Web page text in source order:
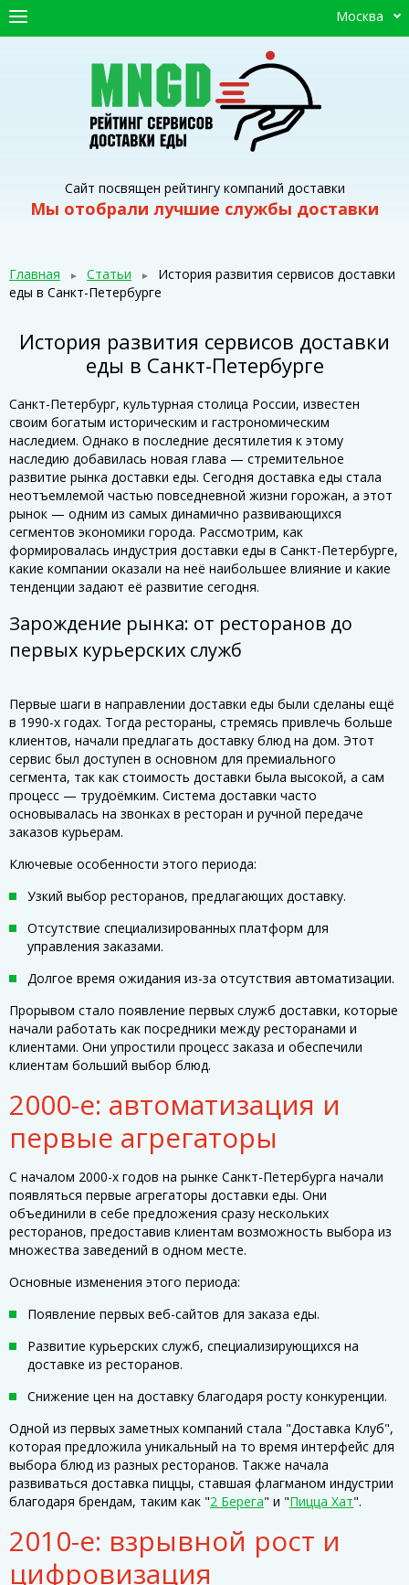
Сайт посвящен рейтингу компаний доставки
Мы отобрали лучшие службы доставки
СЕРВИСЫ ДОСТАВКИ
ПРОМОКОДЫ
СТАТЬИ
Главная Статьи
История развития сервисов доставки
еды в Санкт-Петербурге
История развития сервисов доставки
еды в Санкт-Петербурге
Санкт-Петербург, культурная столица России, известен
своим богатым историческим и гастрономическим
наследием. Однако в последние десятилетия к этому
наследию добавилась новая глава — стремительное
развитие рынка доставки еды. Сегодня доставка еды стала
неотъемлемой частью повседневной жизни горожан, а этот
рынок — одним из самых динамично развивающихся
сегментов экономики города. Рассмотрим, как
формировалась индустрия доставки еды в Санкт-Петербурге,
какие компании оказали на неё наибольшее влияние и какие
тенденции задают её развитие сегодня.
Зарождение рынка: от ресторанов до
первых курьерских служб
Первые шаги в направлении доставки еды были сделаны ещё
в 1990-х годах. Тогда рестораны, стремясь привлечь больше
клиентов, начали предлагать доставку блюд на дом. Этот
сервис был доступен в основном для премиального
сегмента, так как стоимость доставки была высокой, а сам
процесс — трудоёмким. Система доставки часто
основывалась на звонках в ресторан и ручной передаче
заказов курьерам.
Ключевые особенности этого периода:
Узкий выбор ресторанов, предлагающих доставку.
Отсутствие специализированных платформ для
управления заказами.
Долгое время ожидания из-за отсутствия автоматизации.
Прорывом стало появление первых служб доставки, которые
начали работать как посредники между ресторанами и
клиентами. Они упростили процесс заказа и обеспечили
клиентам больший выбор блюд.
2000-е: автоматизация и
первые агрегаторы
С началом 2000-х годов на рынке Санкт-Петербурга начали
появляться первые агрегаторы доставки еды. Они
объединили в себе предложения сразу нескольких
ресторанов, предоставив клиентам возможность выбора из
множества заведений в одном месте.
Основные изменения этого периода:
Появление первых веб-сайтов для заказа еды.
Развитие курьерских служб, специализирующихся на
доставке из ресторанов.
Снижение цен на доставку благодаря росту конкуренции.
Одной из первых заметных компаний стала "Доставка Клуб",
которая предложила уникальный на то время интерфейс для
выбора блюд из разных ресторанов. Также начала
развиваться доставка пиццы, ставшая флагманом индустрии
благодаря брендам, таким как "2 Берега" и "Пицца Хат".
2010-е: взрывной рост и
цифровизация
Москва